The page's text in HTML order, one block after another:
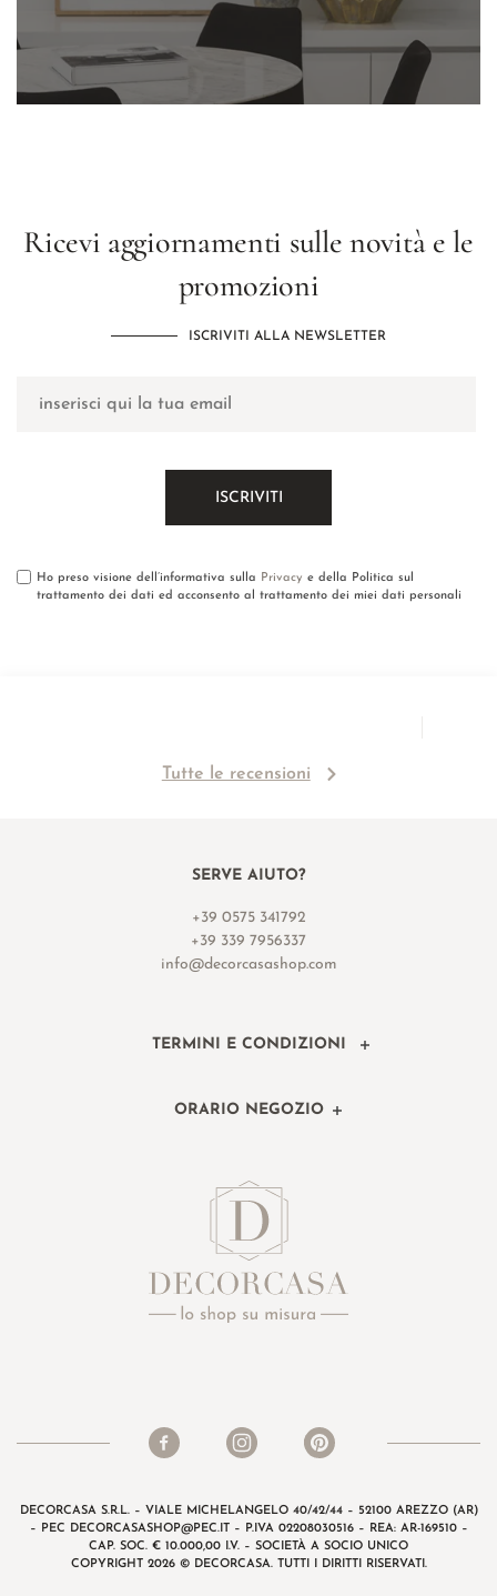
Ricevi aggiornamenti sulle novità e le
promozioni
ISCRIVITI ALLA NEWSLETTER
Ho preso visione dell’informativa sulla Privacy e della Politica sul
trattamento dei dati ed acconsento al trattamento dei miei dati personali
Tutte le recensioni
SERVE AIUTO?
+39 0575 341792
+39 339 7956337
info@decorcasashop.com
TERMINI E CONDIZIONI
ORARIO NEGOZIO
DECORCASA S.R.L. – VIALE MICHELANGELO 40/42/44 – 52100 AREZZO (AR)
– PEC DECORCASASHOP@PEC.IT– P.IVA 02208030516 – REA: AR-169510 –
CAP. SOC. € 10.000,00 I.V. – SOCIETÀ A SOCIO UNICO
COPYRIGHT 2026 © DECORCASA. TUTTI I DIRITTI RISERVATI.